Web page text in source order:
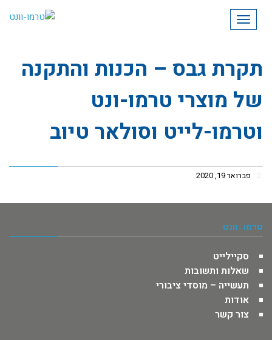
תפריט
תקרת גבס – הכנות והתקנה
של מוצרי טרמו-ונט
וטרמו-לייט וסולאר טיוב
פברואר 19, 2020
טרמו -וונט
סקיילייט
שאלות ותשובות
תעשייה – מוסדי ציבורי
אודות
צור קשר